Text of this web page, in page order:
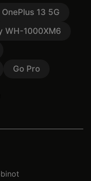
OnePlus 13 5G
WH-1000XM6
Go Pro